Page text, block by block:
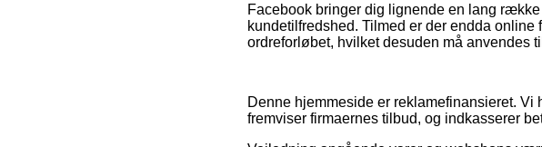
Facebook bringer dig lignende en lang
kundetilfredshed. Tilmed er der endda
ordreforløbet, hvilket desuden må anvendes
Denne hjemmeside er reklamefinansieret.
fremviser firmaernes tilbud, og indkasserer